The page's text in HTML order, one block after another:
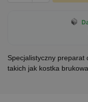
Specjalistyczny preparat
takich jak kostka